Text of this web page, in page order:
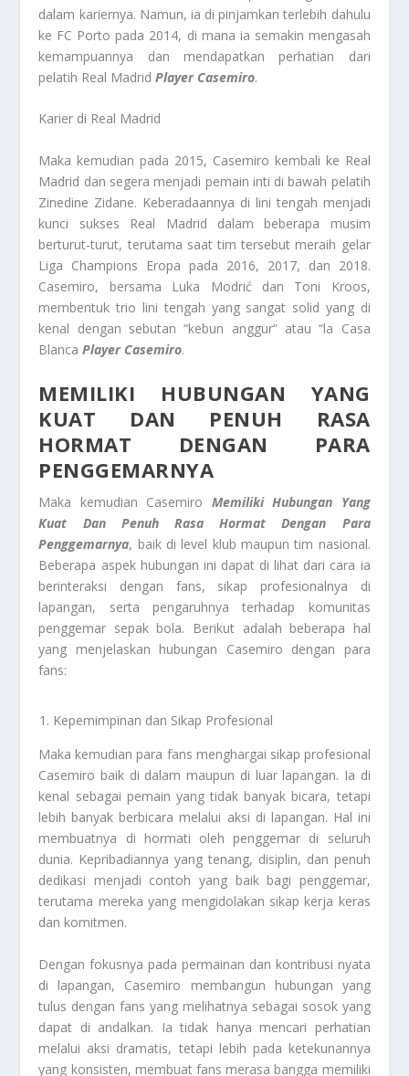
dalam kariernya. Namun, ia di pinjamkan terlebih dahulu
ke FC Porto pada 2014, di mana ia semakin mengasah
kemampuannya dan mendapatkan perhatian dari
pelatih Real Madrid Player Casemiro.
Karier di Real Madrid
Maka kemudian pada 2015, Casemiro kembali ke Real
Madrid dan segera menjadi pemain inti di bawah pelatih
Zinedine Zidane. Keberadaannya di lini tengah menjadi
kunci sukses Real Madrid dalam beberapa musim
berturut-turut, terutama saat tim tersebut meraih gelar
Liga Champions Eropa pada 2016, 2017, dan 2018.
Casemiro, bersama Luka Modrić dan Toni Kroos,
membentuk trio lini tengah yang sangat solid yang di
kenal dengan sebutan “kebun anggur” atau “la Casa
Blanca Player Casemiro.
MEMILIKI HUBUNGAN YANG
KUAT DAN PENUH RASA
HORMAT DENGAN PARA
PENGGEMARNYA
Maka kemudian Casemiro Memiliki Hubungan Yang
Kuat Dan Penuh Rasa Hormat Dengan Para
Penggemarnya, baik di level klub maupun tim nasional.
Beberapa aspek hubungan ini dapat di lihat dari cara ia
berinteraksi dengan fans, sikap profesionalnya di
lapangan, serta pengaruhnya terhadap komunitas
penggemar sepak bola. Berikut adalah beberapa hal
yang menjelaskan hubungan Casemiro dengan para
fans:
Kepemimpinan dan Sikap Profesional
Maka kemudian para fans menghargai sikap profesional
Casemiro baik di dalam maupun di luar lapangan. Ia di
kenal sebagai pemain yang tidak banyak bicara, tetapi
lebih banyak berbicara melalui aksi di lapangan. Hal ini
membuatnya di hormati oleh penggemar di seluruh
dunia. Kepribadiannya yang tenang, disiplin, dan penuh
dedikasi menjadi contoh yang baik bagi penggemar,
terutama mereka yang mengidolakan sikap kerja keras
dan komitmen.
Dengan fokusnya pada permainan dan kontribusi nyata
di lapangan, Casemiro membangun hubungan yang
tulus dengan fans yang melihatnya sebagai sosok yang
dapat di andalkan. Ia tidak hanya mencari perhatian
melalui aksi dramatis, tetapi lebih pada ketekunannya
yang konsisten, membuat fans merasa bangga memiliki